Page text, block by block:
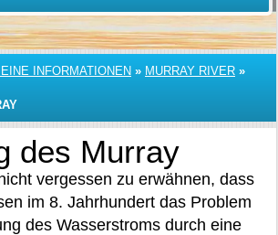
INFORMATIONEN » MURRAY RIVER »
des Murray
vergessen zu erwähnen, dass
im 8. Jahrhundert das Problem
des Wasserstroms durch eine